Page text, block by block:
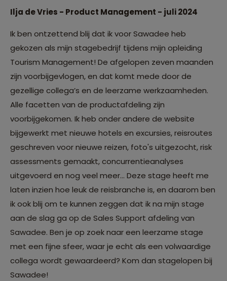
Ilja de Vries - Product Management - juli 2024
Ik ben ontzettend blij dat ik voor Sawadee heb
gekozen als mijn stagebedrijf tijdens mijn opleiding
Tourism Management! De afgelopen zeven maanden
zijn voorbijgevlogen, en dat komt mede door de
gezellige collega’s en de leerzame werkzaamheden.
Alle facetten van de productafdeling zijn
voorbijgekomen. Ik heb onder andere de website
bijgewerkt met nieuwe hotels en excursies, reisroutes
geschreven voor nieuwe reizen, foto's uitgezocht, risk
assessments gemaakt, concurrentieanalyses
uitgevoerd en nog veel meer... Deze stage heeft me
laten inzien hoe leuk de reisbranche is, en daarom ben
ik ook blij om te kunnen zeggen dat ik na mijn stage
aan de slag ga op de Sales Support afdeling van
Sawadee. Ben je op zoek naar een leerzame stage
met een fijne sfeer, waar je echt als een volwaardige
collega wordt gewaardeerd? Kom dan stagelopen bij
Sawadee!